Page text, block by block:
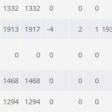
1332 1332 0 0 0
1913 1917 -4 2 1
0 0 0 0 0
1468 1468 0 0 0
1294 1294 0 0 0